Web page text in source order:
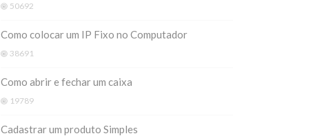
50692
Como colocar um IP Fixo no Computador
38691
Como abrir e fechar um caixa
19789
Cadastrar um produto Simples